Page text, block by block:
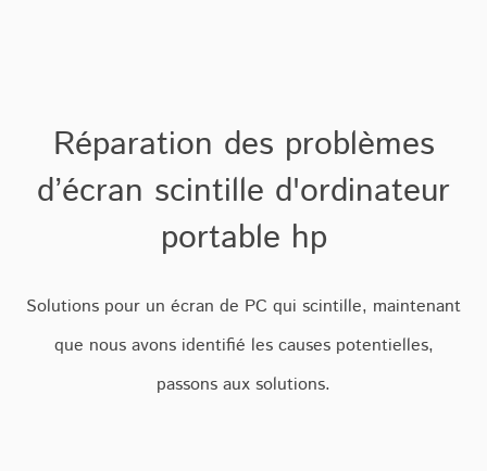
Réparation des problèmes
d’écran scintille d'ordinateur
portable hp
Solutions pour un écran de PC qui scintille, maintenant
que nous avons identifié les causes potentielles,
passons aux solutions.